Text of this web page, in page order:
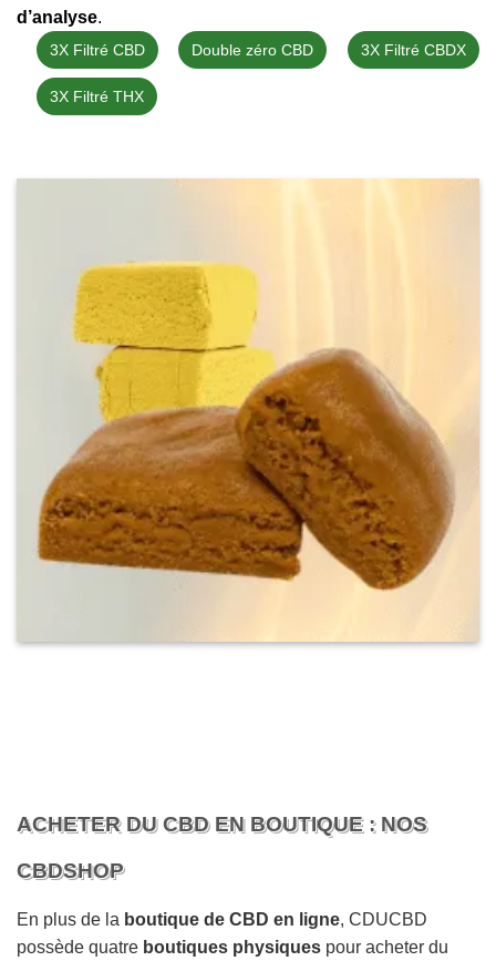
d’analyse.
3X Filtré CBD Double zéro CBD 3X Filtré CBDX
3X Filtré THX
ACHETER DU CBD EN BOUTIQUE : NOS
CBDSHOP
En plus de la boutique de CBD en ligne, CDUCBD
possède quatre boutiques physiques pour acheter du